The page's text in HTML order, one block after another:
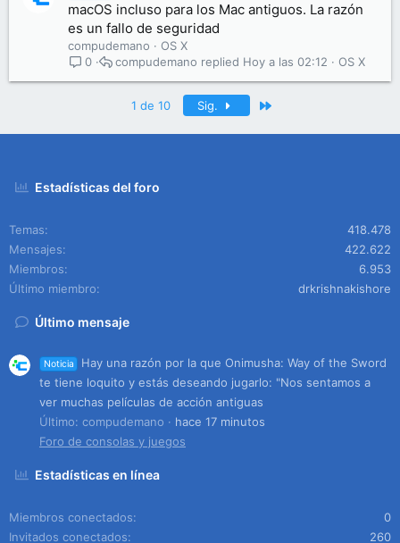
macOS incluso para los Mac antiguos. La razón
es un fallo de seguridad
compudemano
OS X
0
OS X
Hoy a las 02:12
compudemano
1 de 10 Sig.
Estadísticas del foro
Temas
418.478
Mensajes
422.622
Miembros
6.953
Último miembro
drkrishnakishore
Último mensaje
Noticia
Hay una razón por la que Onimusha: Way of the Sword
te tiene loquito y estás deseando jugarlo: "Nos sentamos a
ver muchas películas de acción antiguas
Último: compudemano
hace 17 minutos
Foro de consolas y juegos
Estadísticas en línea
Miembros conectados
0
Invitados conectados
260